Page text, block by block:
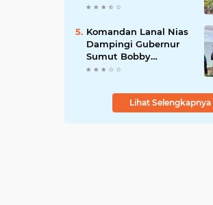
Ke-129, Gotong Royong
Pembangunan di
Kampung Sesor
Komandan Lanal Nias
Dampingi Gubernur
Sumut Bobby
Nasution Tinjau
dan Budidaya Rumput
Laut di Nias UtaraLihat Selengkapnya